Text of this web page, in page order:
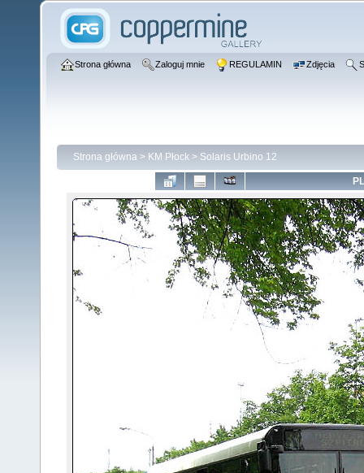
Strona główna Zaloguj mnie REGULAMIN Zdjęcia
Strona główna > KM Płock > Solaris Urbino 12